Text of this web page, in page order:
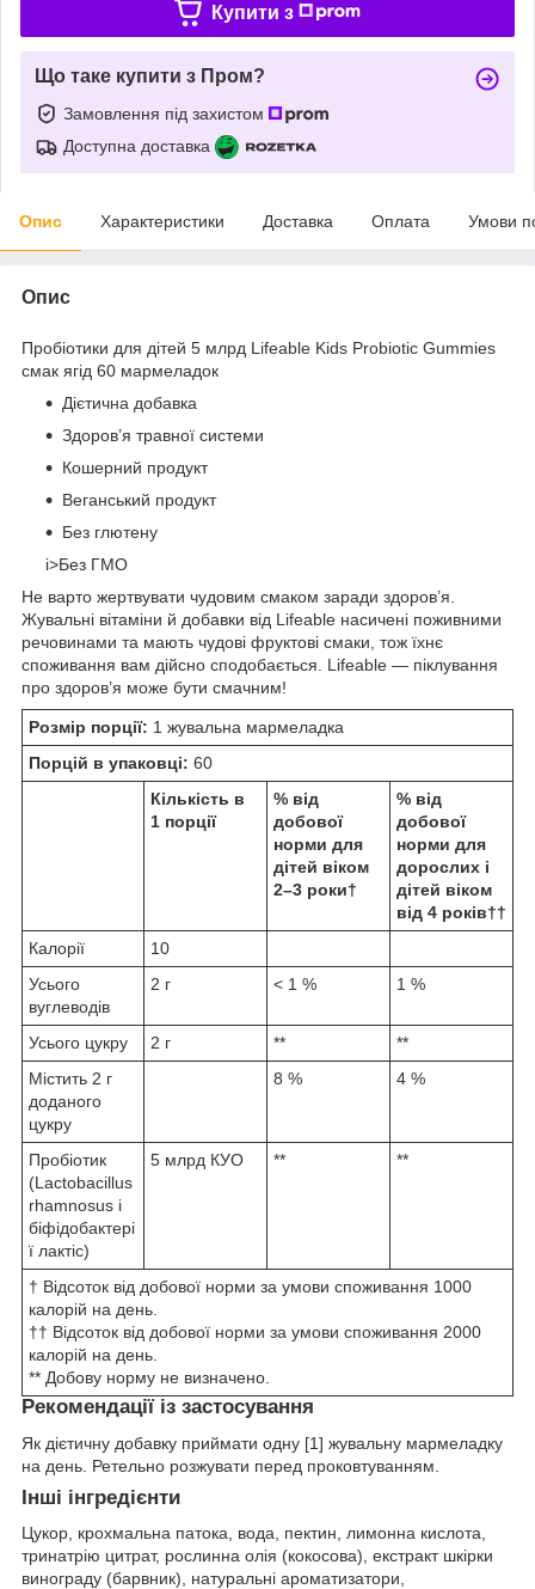
Купити з
Що таке купити з Пром?
Замовлення під захистом
Доступна доставка
Опис Характеристики Доставка Оплата Умови
Опис
Пробіотики для дітей 5 млрд Lifeable Kids Probiotic Gummies
смак ягід 60 мармеладок
Дієтична добавка
Здоров’я травної системи
Кошерний продукт
Веганський продукт
Без глютену
i>Без ГМО
Не варто жертвувати чудовим смаком заради здоров’я.
Жувальні вітаміни й добавки від Lifeable насичені поживними
речовинами та мають чудові фруктові смаки, тож їхнє
споживання вам дійсно сподобається. Lifeable — піклування
про здоров’я може бути смачним!
Розмір порції: 1 жувальна мармеладка
Порцій в упаковці: 60
Кількість в
1 порції
% від
добової
норми для
дітей віком
2–3 роки†
% від
добової
норми для
дорослих і
дітей віком
від 4 років††
Калорії
10
Усього
вуглеводів
2 г < 1 % 1 %
Усього цукру 2 г **
**
Містить 2 г
доданого
цукру
8 % 4 %
Пробіотик
(Lactobacillus
rhamnosus і
біфідобактері
ї лактіс)
5 млрд КУО ** **
† Відсоток від добової норми за умови споживання 1000
калорій на день.
†† Відсоток від добової норми за умови споживання 2000
калорій на день.
** Добову норму не визначено.
Рекомендації із застосування
Як дієтичну добавку приймати одну [1] жувальну мармеладку
на день. Ретельно розжувати перед проковтуванням.
Інші інгредієнти
Цукор, крохмальна патока, вода, пектин, лимонна кислота,
тринатрію цитрат, рослинна олія (кокосова), екстракт шкірки
винограду (барвник), натуральні ароматизатори,